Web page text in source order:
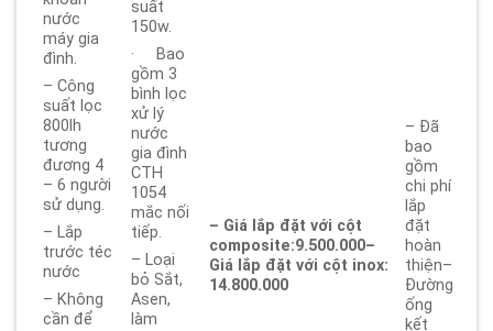
nước
máy gia
đình.
– Công
suất lọc
800lh
tương
đương 4
– 6 người
sử dụng.
– Lắp
trước téc
nước
– Không
cần để
suất
150w.
· Bao
gồm 3
bình lọc
xử lý
nước
gia đình
CTH
1054
mắc nối
tiếp.
– Loại
bỏ Sắt,
Asen,
làm
– Giá lắp đặt với cột
composite:9.500.000–
Giá lắp đặt với cột inox:
14.800.000
– Đã
bao
gồm
chi phí
lắp
đặt
hoàn
thiện–
Đường
ống
kết